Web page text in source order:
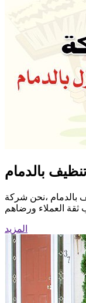
بالدمام
بالدمام ،نحن شركة
ثقة العملاء ورضاهم
المزيد